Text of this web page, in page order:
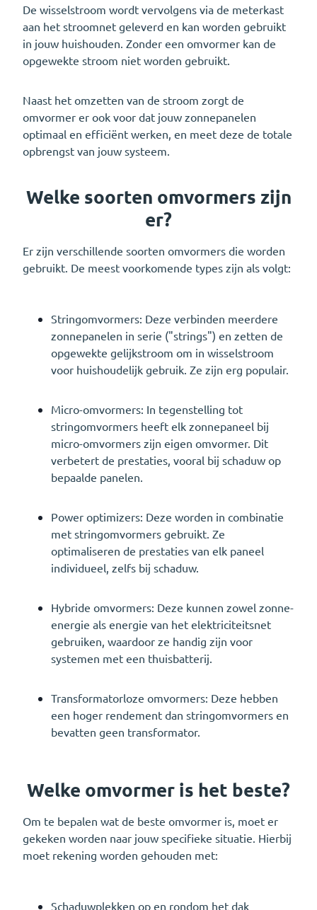
De wisselstroom wordt vervolgens via de meterkast
aan het stroomnet geleverd en kan worden gebruikt
in jouw huishouden. Zonder een omvormer kan de
opgewekte stroom niet worden gebruikt.
Naast het omzetten van de stroom zorgt de
omvormer er ook voor dat jouw zonnepanelen
optimaal en efficiënt werken, en meet deze de totale
opbrengst van jouw systeem.
Welke soorten omvormers zijn
er?
Er zijn verschillende soorten omvormers die worden
gebruikt. De meest voorkomende types zijn als volgt:
Stringomvormers: Deze verbinden meerdere
zonnepanelen in serie ("strings") en zetten de
opgewekte gelijkstroom om in wisselstroom
voor huishoudelijk gebruik. Ze zijn erg populair.
Micro-omvormers: In tegenstelling tot
stringomvormers heeft elk zonnepaneel bij
micro-omvormers zijn eigen omvormer. Dit
verbetert de prestaties, vooral bij schaduw op
bepaalde panelen.
Power optimizers: Deze worden in combinatie
met stringomvormers gebruikt. Ze
optimaliseren de prestaties van elk paneel
individueel, zelfs bij schaduw.
Hybride omvormers: Deze kunnen zowel zonne-
energie als energie van het elektriciteitsnet
gebruiken, waardoor ze handig zijn voor
systemen met een thuisbatterij.
Transformatorloze omvormers: Deze hebben
een hoger rendement dan stringomvormers en
bevatten geen transformator.
Welke omvormer is het beste?
Om te bepalen wat de beste omvormer is, moet er
gekeken worden naar jouw specifieke situatie. Hierbij
moet rekening worden gehouden met:
Schaduwplekken op en rondom het dak